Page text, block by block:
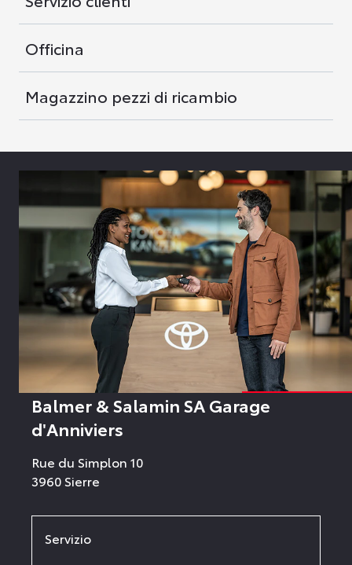
Officina
Magazzino pezzi di ricambio
Balmer & Salamin SA Garage
d'Anniviers
Rue du Simplon 10
3960 Sierre
Servizio